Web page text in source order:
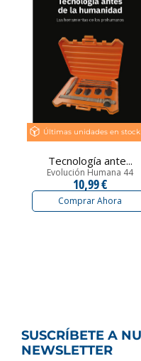
Últimas unidades en stock
Tecnología ante...
Evolución Humana 44
10,99 €
Comprar Ahora
SUSCRÍBETE A
NEWSLETTER